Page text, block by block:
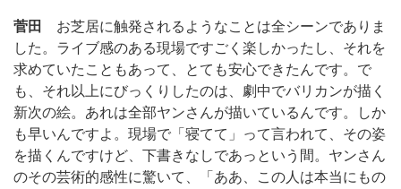
菅田
お芝居に触発されるようなことは全シーンでありま
した。ライブ感のある現場ですごく楽しかったし、それを
求めていたこともあって、とても安心できたんです。で
も、それ以上にびっくりしたのは、劇中でバリカンが描く
新次の絵。あれは全部ヤンさんが描いているんです。しか
も早いんですよ。現場で「寝てて」って言われて、その姿
を描くんですけど、下書きなしであっという間。ヤンさん
のその芸術的感性に驚いて、「ああ、この人は本当にもの